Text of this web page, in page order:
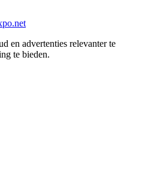
en advertenties relevanter te
te bieden.